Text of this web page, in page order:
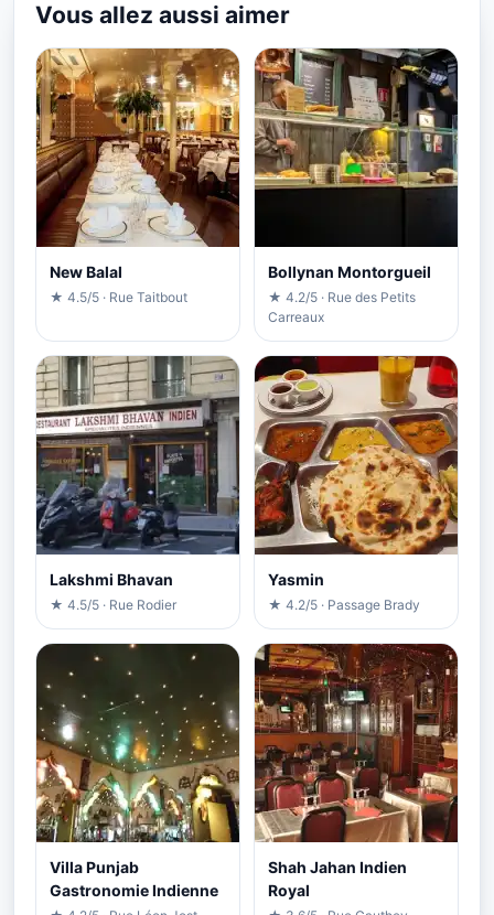
Vous allez aussi aimer
New Balal
★ 4.5/5 · Rue Taitbout
Bollynan Montorgueil
★ 4.2/5 · Rue des Petits
Carreaux
Lakshmi Bhavan
★ 4.5/5 · Rue Rodier
Yasmin
★ 4.2/5 · Passage Brady
Villa Punjab
Gastronomie Indienne
Shah Jahan Indien
Royal